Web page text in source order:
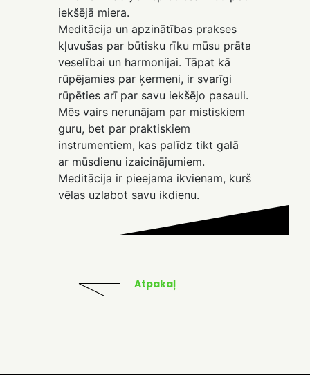
iekšējā miera.
Meditācija un apzinātības prakses
kļuvušas par būtisku rīku mūsu prāta
veselībai un harmonijai. Tāpat kā
rūpējamies par ķermeni, ir svarīgi
rūpēties arī par savu iekšējo pasauli.
Mēs vairs nerunājam par mistiskiem
guru, bet par praktiskiem
instrumentiem, kas palīdz tikt galā
ar mūsdienu izaicinājumiem.
Meditācija ir pieejama ikvienam, kurš
vēlas uzlabot savu ikdienu.
Atpakaļ